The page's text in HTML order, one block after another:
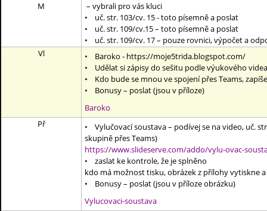
M
– vybrali pro vás kluci
• uč. str. 103/cv. 15 - toto písemně a poslat
• uč. str. 109/cv.15 – toto písemně a poslat
• uč. str. 109/cv. 17 – pouze rovnici, výpočet a
Vl
• Baroko - https://moje5trida.blogspot.com/
• Udělat si zápisy do sešitu podle výukového
• Kdo bude se mnou ve spojení přes Teams,
• Bonusy – poslat (jsou v příloze)
Baroko
Př
• Vylučovací soustava – podívej se na video, uč.
skupině přes Teams)
https://www.slideserve.com/addo/vylu-ovac-
• zaslat ke kontrole, že je splněno
kdo má možnost tisku, obrázek z přílohy vytiskne
• Bonusy – poslat (jsou v příloze obrázku)
Vylucovaci-soustava